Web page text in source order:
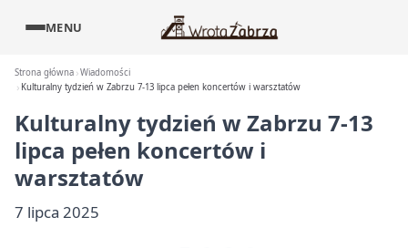
MENU
Strona główna Wiadomości
Kulturalny tydzień w Zabrzu 7-13 lipca pełen koncertów i warsztatów
Kulturalny tydzień w Zabrzu 7-13
lipca pełen koncertów i
warsztatów
7 lipca 2025